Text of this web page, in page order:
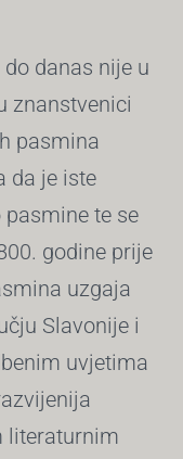
danas nije u
znanstvenici
pasmina
da je iste
te se
godine prije
uzgaja
Slavonije i
uvjetima
literaturnim